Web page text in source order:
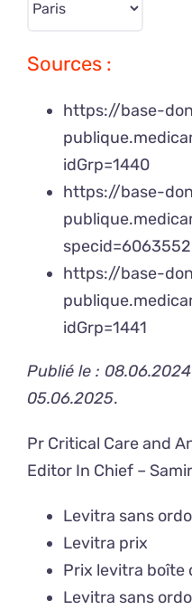
Sources :
https://base-
idGrp=1440
https://base-
https://base-
idGrp=1441
Publié le :
05.06.2025.
Pr Critical Care and
Editor In Chief –
Levitra sans
Levitra prix
Prix levitra boîte
Levitra sans